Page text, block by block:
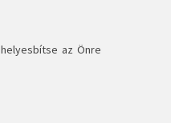
az Önre